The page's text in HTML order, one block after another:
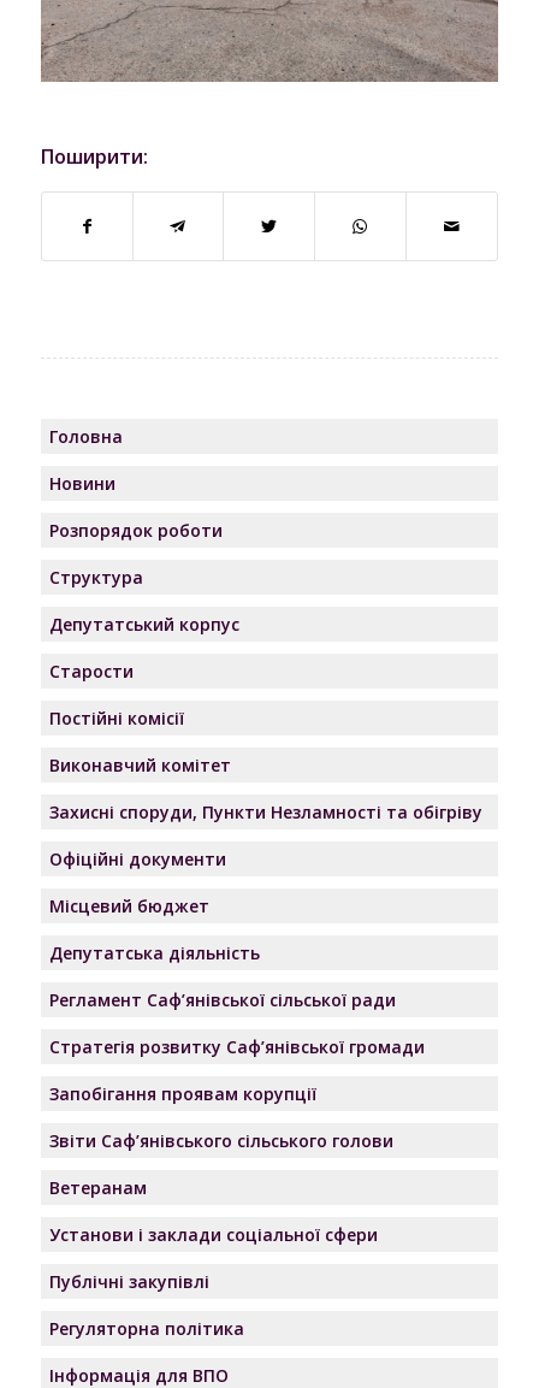
Поширити:
Головна
Новини
Розпорядок роботи
Структура
Депутатський корпус
Старости
Постійні комісії
Виконавчий комітет
Захисні споруди, Пункти Незламності та обігріву
Офіційні документи
Місцевий бюджет
Депутатська діяльність
Регламент Саф’янівської сільської ради
Стратегія розвитку Саф’янівської громади
Запобігання проявам корупції
Звіти Саф’янівського сільського голови
Ветеранам
Установи і заклади соціальної сфери
Публічні закупівлі
Регуляторна політика
Інформація для ВПО